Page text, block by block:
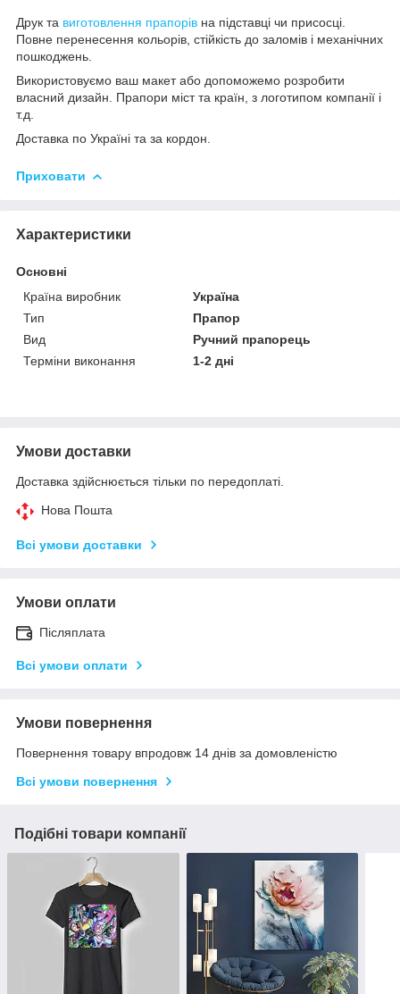
Друк та виготовлення прапорів на підставці чи присосці.
Повне перенесення кольорів, стійкість до заломів і механічних
пошкоджень.
Використовуємо ваш макет або допоможемо розробити
власний дизайн. Прапори міст та країн, з логотипом компанії і
т.д.
Доставка по Україні та за кордон.
Приховати
Характеристики
Основні
Країна виробник
Україна
Тип
Прапор
Вид
Ручний прапорець
Терміни виконання
1-2 дні
Умови доставки
Доставка здійснюється тільки по передоплаті.
Нова Пошта
Всі умови доставки
Умови оплати
Післяплата
Всі умови оплати
Умови повернення
Повернення товару впродовж 14 днів за домовленістю
Всі умови повернення
Подібні товари компанії